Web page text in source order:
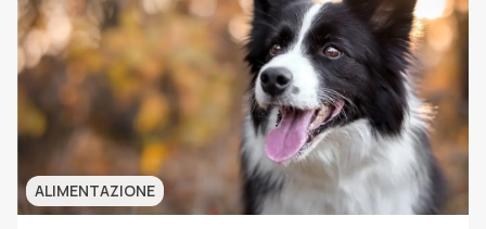
ALIMENTAZIONE